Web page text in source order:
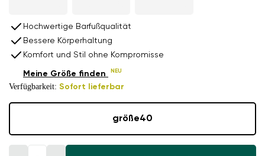
Hochwertige Barfußqualität
Bessere Körperhaltung
Komfort und Stil ohne Kompromisse
Verfügbarkeit: Sofort lieferbar
Meine Größe finden NEU
größe40